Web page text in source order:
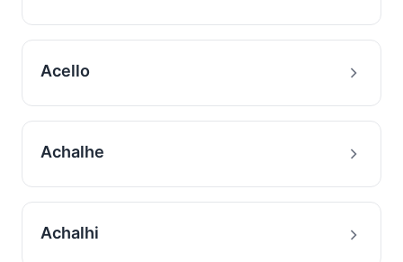
Acello
Achalhe
Achalhi